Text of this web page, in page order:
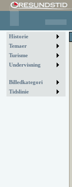
Historie
Temaer
Turisme
Undervisning
Billedkategori
Tidslinie